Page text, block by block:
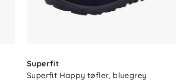
Superfit
Superfit Happy tøfler, bluegrey